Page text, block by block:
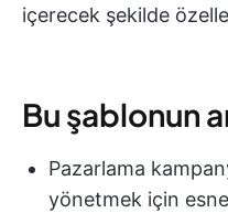
içerecek şekilde
Bu şablonun
Pazarlama
yönetmek için